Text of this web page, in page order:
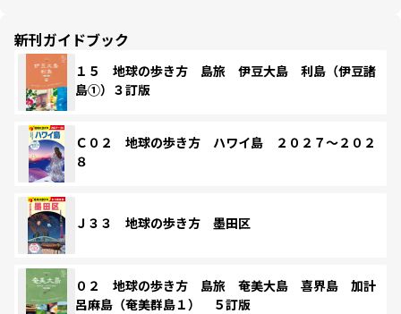
新刊ガイドブック
１５ 地球の歩き方 島旅 伊豆大島 利島（伊豆諸
島①）３訂版
Ｃ０２ 地球の歩き方 ハワイ島 ２０２７～２０２
８
Ｊ３３ 地球の歩き方 墨田区
０２ 地球の歩き方 島旅 奄美大島 喜界島 加計
呂麻島（奄美群島１） ５訂版